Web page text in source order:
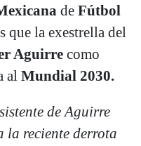
de Fútbol
que la exestrella del
Aguirre como
al Mundial 2030.
de Aguirre
la reciente derrota